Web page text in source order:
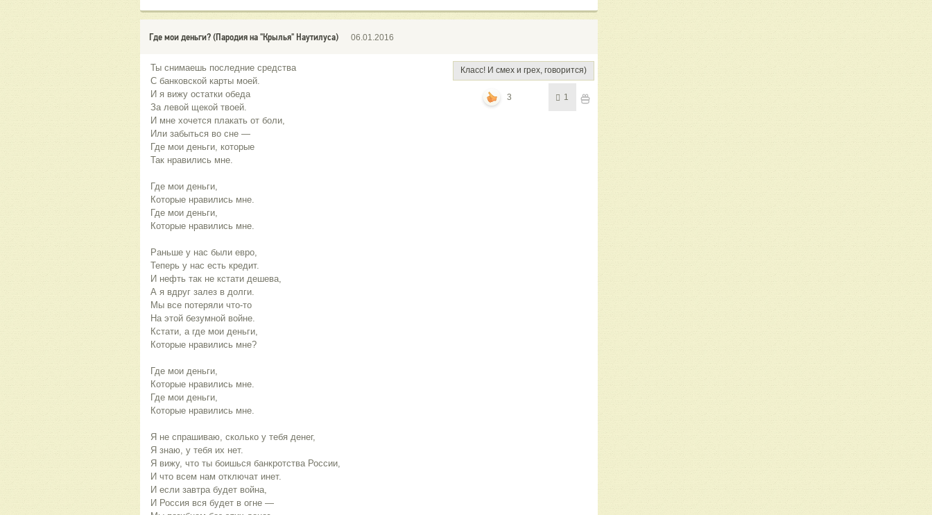
Где мои деньги? (Пародия на "Крылья" Наутилуса) 06.01.2016
Ты снимаешь последние средства
С банковской карты моей.
И я вижу остатки обеда
За левой щекой твоей.
И мне хочется плакать от боли,
Или забыться во сне —
Где мои деньги, которые
Так нравились мне.
Где мои деньги,
Которые нравились мне.
Где мои деньги,
Которые нравились мне.
Раньше у нас были евро,
Теперь у нас есть кредит.
И нефть так не кстати дешева,
А я вдруг залез в долги.
Мы все потеряли что-то
На этой безумной войне.
Кстати, а где мои деньги,
Которые нравились мне?
Где мои деньги,
Которые нравились мне.
Где мои деньги,
Которые нравились мне.
Я не спрашиваю, сколько у тебя денег,
Я знаю, у тебя их нет.
Я вижу, что ты боишься банкротства России,
И что всем нам отключат инет.
И если завтра будет война,
И Россия вся будет в огне —
Класс! И смех и грех, говорится)
3 1